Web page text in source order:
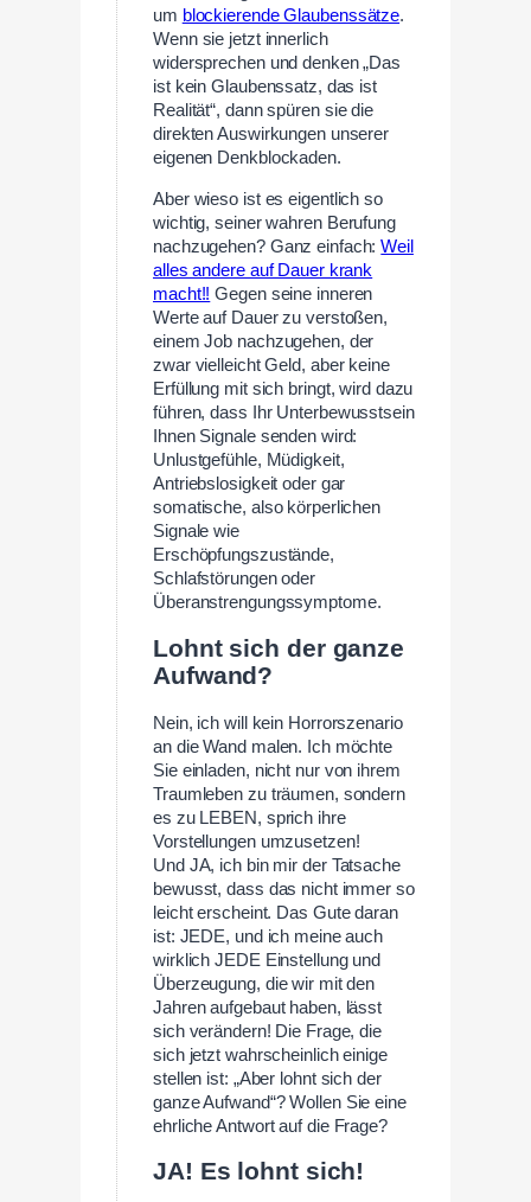
um blockierende Glaubenssätze.
Wenn sie jetzt innerlich
widersprechen und denken „Das
ist kein Glaubenssatz, das ist
Realität“, dann spüren sie die
direkten Auswirkungen unserer
eigenen Denkblockaden.
Aber wieso ist es eigentlich so
wichtig, seiner wahren Berufung
nachzugehen? Ganz einfach:Weil
alles andere auf Dauer krank
macht!! Gegen seine inneren
Werte auf Dauer zu verstoßen,
einem Job nachzugehen, der
zwar vielleicht Geld, aber keine
Erfüllung mit sich bringt, wird dazu
führen, dass Ihr Unterbewusstsein
Ihnen Signale senden wird:
Unlustgefühle, Müdigkeit,
Antriebslosigkeit oder gar
somatische, also körperlichen
Signale wie
Erschöpfungszustände,
Schlafstörungen oder
Überanstrengungssymptome.
Lohnt sich der ganze
Aufwand?
Nein, ich will kein Horrorszenario
an die Wand malen. Ich möchte
Sie einladen, nicht nur von ihrem
Traumleben zu träumen, sondern
es zu LEBEN, sprich ihre
Vorstellungen umzusetzen!
Und JA, ich bin mir der Tatsache
bewusst, dass das nicht immer so
leicht erscheint. Das Gute daran
ist: JEDE, und ich meine auch
wirklich JEDE Einstellung und
Überzeugung, die wir mit den
Jahren aufgebaut haben, lässt
sich verändern! Die Frage, die
sich jetzt wahrscheinlich einige
stellen ist: „Aber lohnt sich der
ganze Aufwand“? Wollen Sie eine
ehrliche Antwort auf die Frage?
JA! Es lohnt sich!